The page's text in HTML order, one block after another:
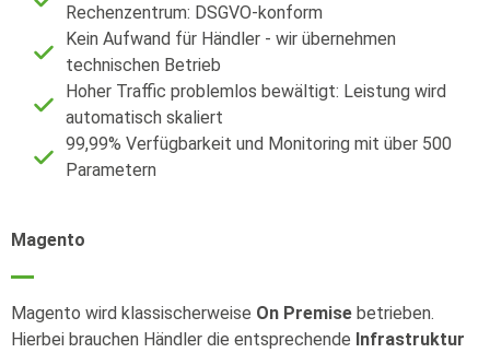
Rechenzentrum: DSGVO-konform
Kein Aufwand für Händler - wir übernehmen
technischen Betrieb
Hoher Traffic problemlos bewältigt: Leistung wird
automatisch skaliert
99,99% Verfügbarkeit und Monitoring mit über 500
Parametern
Magento
Magento wird klassischerweise On Premise betrieben.
Hierbei brauchen Händler die entsprechende Infrastruktur